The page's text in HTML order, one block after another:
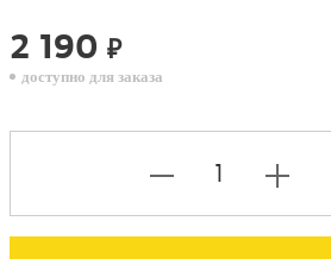
2 190 ₽
доступно для заказа